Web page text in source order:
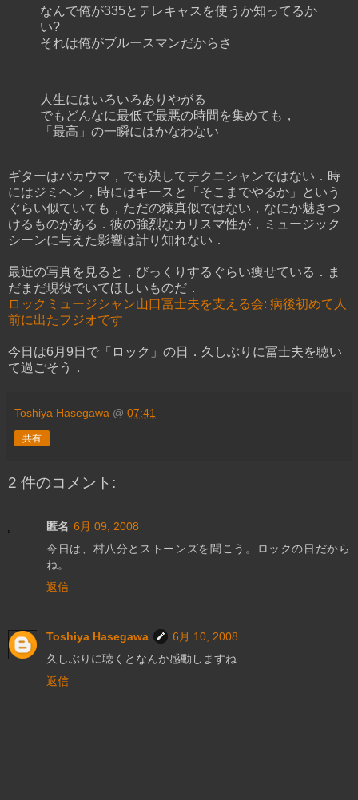
なんで俺が335とテレキャスを使うか知ってるか
い?
それは俺がブルースマンだからさ
人生にはいろいろありやがる
でもどんなに最低で最悪の時間を集めても，
「最高」の一瞬にはかなわない
ギターはバカウマ，でも決してテクニシャンではない．時
にはジミヘン，時にはキースと「そこまでやるか」という
ぐらい似ていても，ただの猿真似ではない，なにか魅きつ
けるものがある．彼の強烈なカリスマ性が，ミュージック
シーンに与えた影響は計り知れない．
最近の写真を見ると，びっくりするぐらい痩せている．ま
だまだ現役でいてほしいものだ．
ロックミュージシャン山口冨士夫を支える会: 病後初めて人
前に出たフジオです
今日は6月9日で「ロック」の日．久しぶりに冨士夫を聴い
て過ごそう．
Toshiya Hasegawa @ 07:41
共有
2 件のコメント:
匿名 6月 09, 2008
今日は、村八分とストーンズを聞こう。ロックの日だから
ね。
返信
Toshiya Hasegawa
6月 10, 2008
久しぶりに聴くとなんか感動しますね
返信